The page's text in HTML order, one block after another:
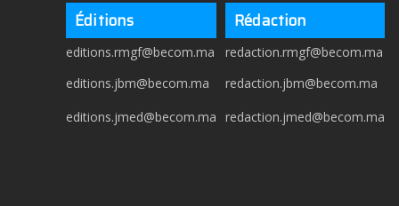
Éditions
editions.rmgf@becom.ma
editions.jbm@becom.ma
editions.jmed@becom.ma
Rédaction
redaction.rmgf@becom.ma
redaction.jbm@becom.ma
redaction.jmed@becom.ma